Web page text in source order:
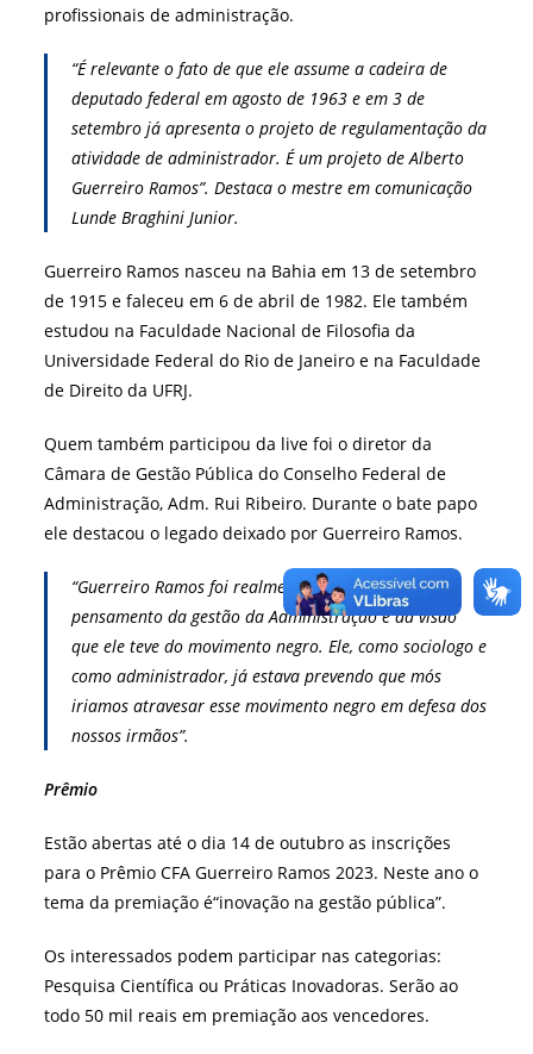
profissionais de administração.
“É relevante o fato de que ele assume a cadeira de
deputado federal em agosto de 1963 e em 3 de
setembro já apresenta o projeto de regulamentação da
atividade de administrador. É um projeto de Alberto
Guerreiro Ramos”. Destaca o mestre em comunicação
Lunde Braghini Junior.
Guerreiro Ramos nasceu na Bahia em 13 de setembro
de 1915 e faleceu em 6 de abril de 1982. Ele também
estudou na Faculdade Nacional de Filosofia da
Universidade Federal do Rio de Janeiro e na Faculdade
de Direito da UFRJ.
Quem também participou da live foi o diretor da
Câmara de Gestão Pública do Conselho Federal de
Administração, Adm. Rui Ribeiro. Durante o bate papo
ele destacou o legado deixado por Guerreiro Ramos.
“Guerreiro Ramos foi realmente um percussor do
pensamento da gestão da Administração e da visão
que ele teve do movimento negro. Ele, como sociologo e
como administrador, já estava prevendo que mós
iriamos atravesar esse movimento negro em defesa dos
nossos irmãos”.
Prêmio
Estão abertas até o dia 14 de outubro as inscrições
para o Prêmio CFA Guerreiro Ramos 2023. Neste ano o
tema da premiação é“inovação na gestão pública”.
Os interessados podem participar nas categorias:
Pesquisa Científica ou Práticas Inovadoras. Serão ao
todo 50 mil reais em premiação aos vencedores.